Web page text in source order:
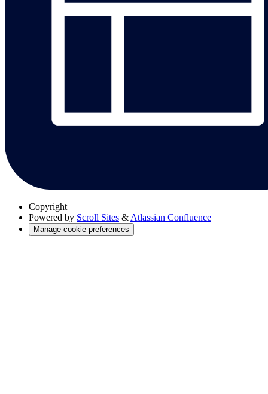
Copyright
Powered by Scroll Sites & Atlassian Confluence
Manage cookie preferences